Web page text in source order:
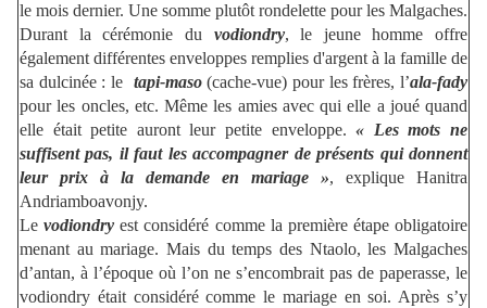
le mois dernier. Une somme plutôt rondelette pour les Malgaches.
Durant la cérémonie du vodiondry, le jeune homme offre
également différentes enveloppes remplies d'argent à la famille de
sa dulcinée : le tapi-maso(cache-vue) pour les frères, l’ala-fady
pour les oncles, etc. Même les amies avec qui elle a joué quand
elle était petite auront leur petite enveloppe.« Les mots ne
suffisent pas, il faut les accompagner de présents qui donnent
leur prix à la demande en mariage », explique Hanitra
Andriamboavonjy.
Levodiondry est considéré comme la première étape obligatoire
menant au mariage. Mais du temps des Ntaolo, les Malgaches
d’antan, à l’époque où l’on ne s’encombrait pas de paperasse, le
vodiondry était considéré comme le mariage en soi. Après s’y